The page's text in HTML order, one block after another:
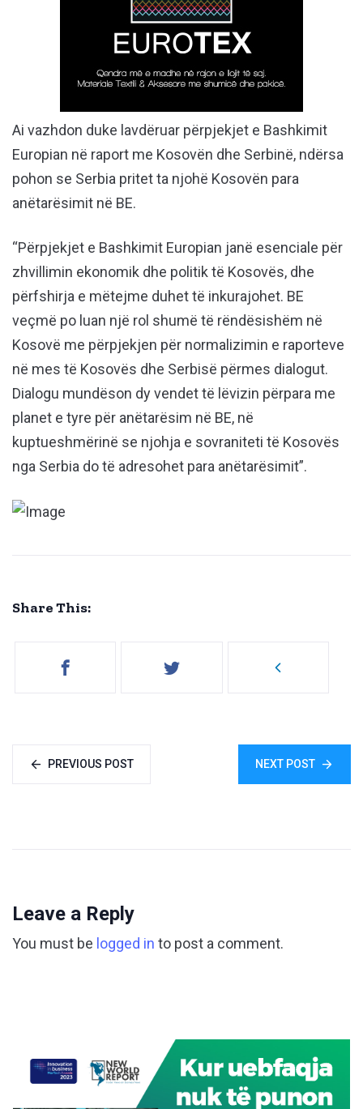
Ai vazhdon duke lavdëruar përpjekjet e Bashkimit
Europian në raport me Kosovën dhe Serbinë, ndërsa
pohon se Serbia pritet ta njohë Kosovën para
anëtarësimit në BE.
“Përpjekjet e Bashkimit Europian janë esenciale për
zhvillimin ekonomik dhe politik të Kosovës, dhe
përfshirja e mëtejme duhet të inkurajohet. BE
veçmë po luan një rol shumë të rëndësishëm në
Kosovë me përpjekjen për normalizimin e raporteve
në mes të Kosovës dhe Serbisë përmes dialogut.
Dialogu mundëson dy vendet të lëvizin përpara me
planet e tyre për anëtarësim në BE, në
kuptueshmërinë se njohja e sovraniteti të Kosovës
nga Serbia do të adresohet para anëtarësimit”.
Share This:
PREVIOUS POST NEXT POST
Leave a Reply
You must be logged in to post a comment.